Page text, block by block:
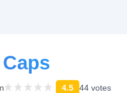
4.5 44 votes